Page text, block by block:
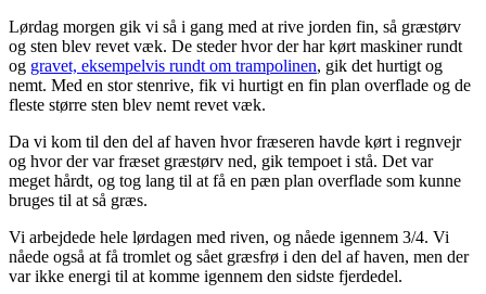
Lørdag morgen gik vi så i gang med at rive jorden fin, så græstørv
og sten blev revet væk. De steder hvor der har kørt maskiner rundt
og gravet, eksempelvis rundt om trampolinen, gik det hurtigt og
nemt. Med en stor stenrive, fik vi hurtigt en fin plan overflade og de
fleste større sten blev nemt revet væk.
Da vi kom til den del af haven hvor fræseren havde kørt i regnvejr
og hvor der var fræset græstørv ned, gik tempoet i stå. Det var
meget hårdt, og tog lang til at få en pæn plan overflade som kunne
bruges til at så græs.
Vi arbejdede hele lørdagen med riven, og nåede igennem 3/4. Vi
nåede også at få tromlet og sået græsfrø i den del af haven, men der
var ikke energi til at komme igennem den sidste fjerdedel.